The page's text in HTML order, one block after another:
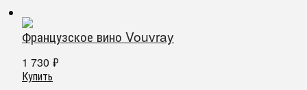
Французское вино Vouvray
1 730 ₽
Купить